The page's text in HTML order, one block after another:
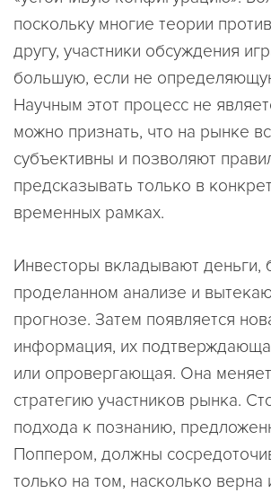
поскольку многие теории
другу, участники обсуждения
большую, если не
Научным этот процесс не
можно признать, что на рынке
субъективны и позволяют
предсказывать только в
временных рамках.
Инвесторы вкладывают деньги,
проделанном анализе и
прогнозе. Затем появляется
информация, их
или опровергающая. Она меняет
стратегию участников рынка.
подхода к познанию,
Поппером, должны
только на том, насколько верна